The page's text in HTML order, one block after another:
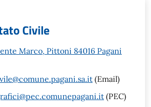
Civile
Marco, Pittoni 84016 Pagani
(Email)
(PEC)